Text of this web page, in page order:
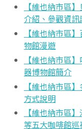
【維也納市區
介紹、參觀資訊
【維也納市區
物館漫遊
【維也納市區
器博物館簡介
【維也納市區
方式說明
【維也納市區
等五大咖啡館巡